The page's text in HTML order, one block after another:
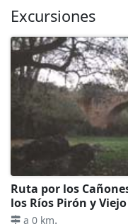
Excursiones
Ruta por los
los Ríos Pirón y Viejo
a 0 km.